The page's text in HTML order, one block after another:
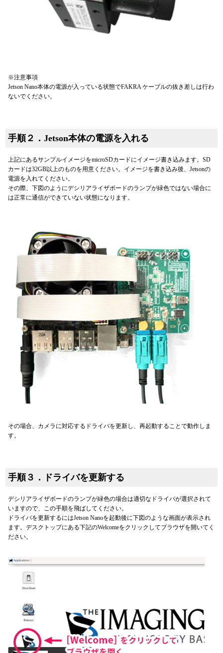
※注意事項
Jetson Nano本体の電源が入っている状態でFAKRA ケーブルの抜き差しは行わ
ないでください。
手順２．Jetson本体の電源を入れる
上記にあるサンプルイメージをmicroSDカードにイメージ書き込みます。SD
カードは32GB以上のものを用意ください。イメージを書き込み後、Jetsonの
電源を入れてください。
その際、下図のようにデシリアライザボードのランプが緑色ではない場合に
は正常に通信ができていない状態になります。
その場合、カメラに対応するドライバを更新し、再起動することで動作しま
す。
手順３．ドライバを更新する
デシリアライザボードのランプが緑色の場合は適切なドライバが選択されて
いますので、この手順を飛ばしてください。
ドライバを更新するにはJetson Nanoを起動後に下図のような画面が表示され
ます。デスクトップにある下記のWelcomeをクリックしてブラウザを開いてく
ださい。